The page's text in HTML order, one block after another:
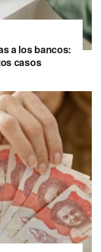
a los bancos:
casos